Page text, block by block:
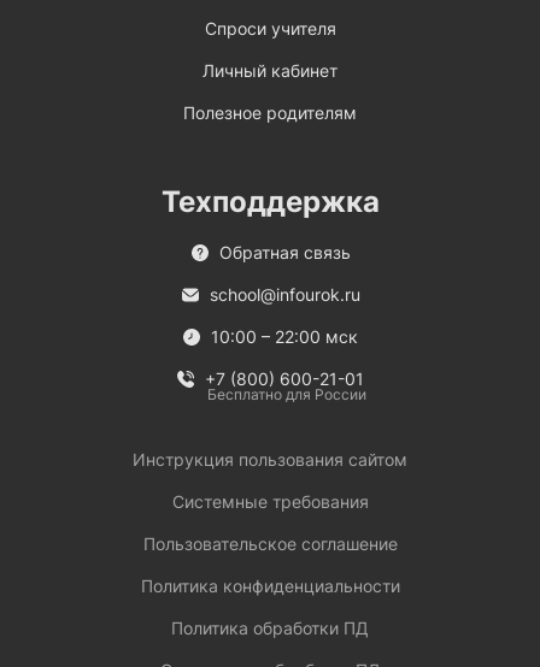
Спроси учителя
Личный кабинет
Полезное родителям
Техподдержка
Обратная связь
school@infourok.ru
10:00 – 22:00 мск
+7 (800) 600-21-01
Бесплатно для России
Инструкция пользования сайтом
Системные требования
Пользовательское соглашение
Политика конфиденциальности
Политика обработки ПД